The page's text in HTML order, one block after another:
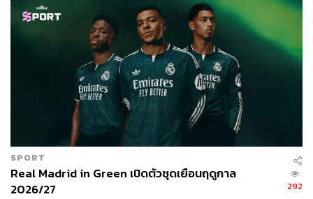
SPORT
Real Madrid in Green เปิดตัวชุดเยือนฤดูกาล
2026/27
292